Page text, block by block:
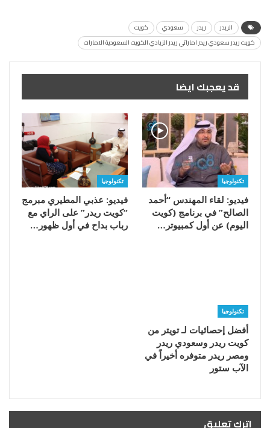
الريدر ريدر سعودي
كويت
كويت ريدر سعودي ريدر اماراتي ريدر الزيادي الكويت السعودية الامارات
قد يعجبك ايضا
تكنولوجيا
فيديو: لقاء المهندس “أحمد
الصالح” في برنامج (كويت
اليوم) عن أول كمبيوتر…
تكنولوجيا
فيديو: عذبي المطيري مبرمج
“كويت ريدر” على الراي مع
رباب بداح في أول ظهور…
تكنولوجيا
أفضل إحصائيات لـ تويتر من
كويت ريدر وسعودي ريدر
ومصر ريدر متوفره أخيراً في
الآب ستور
اترك تعليق